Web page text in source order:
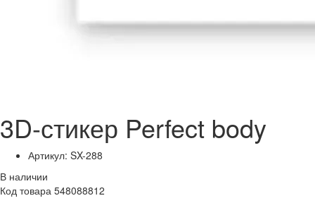
3D-стикер Perfect body
Артикул: SX-288
В наличии
Код товара 548088812